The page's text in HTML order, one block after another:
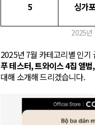
5
싱가
2025년
2025년 7월 카테고리별 인기
푸 테스터, 트와이스 4집 앨
대해 소개해 드리겠습니다.